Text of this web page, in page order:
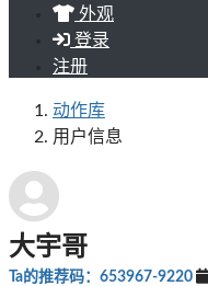
外观
登录
注册
动作库
用户信息
大宇哥
Ta的推荐码：653967-9220